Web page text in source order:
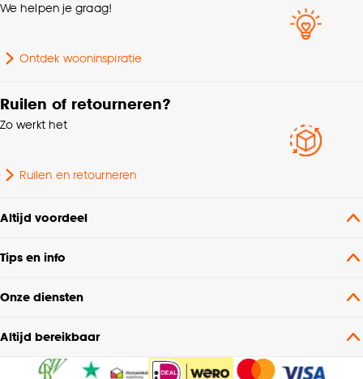
We helpen je graag!
Ontdek wooninspiratie
Ruilen of retourneren?
Zo werkt het
Ruilen en retourneren
Altijd voordeel
Tips en info
Onze diensten
Altijd bereikbaar